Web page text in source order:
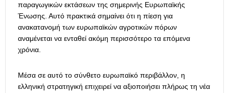
παραγωγικών εκτάσεων της σημερινής Ευρωπαϊκής
Ένωσης. Αυτό πρακτικά σημαίνει ότι η πίεση για
ανακατανομή των ευρωπαϊκών αγροτικών πόρων
αναμένεται να ενταθεί ακόμη περισσότερο τα επόμενα
χρόνια.
Μέσα σε αυτό το σύνθετο ευρωπαϊκό περιβάλλον, η
ελληνική στρατηγική επιχειρεί να αξιοποιήσει πλήρως τη νέα